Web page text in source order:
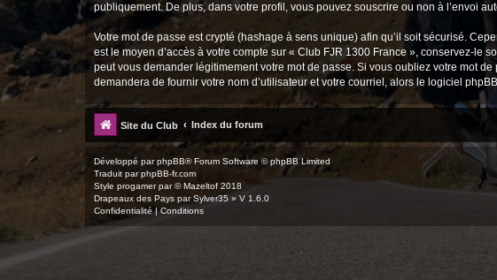
publiquement. De plus, dans votre profil, vous pouvez souscrire ou non à l’envoi
Votre mot de passe est crypté (hashage à sens unique) afin qu’il soit sécurisé.
est le moyen d’accès à votre compte sur « Club FJR 1300 France », conservez-le
peut vous demander légitimement votre mot de passe. Si vous oubliez votre mot
demandera de fournir votre nom d’utilisateur et votre courriel, alors le logiciel
Site du Club Index du forum
Développé parphpBB® Forum Software © phpBB Limited
Traduit parphpBB-fr.com
Style progamerpar ©Mazeltof 2018
Drapeaux des Pays par Sylver35 » V 1.6.0
Confidentialité| Conditions